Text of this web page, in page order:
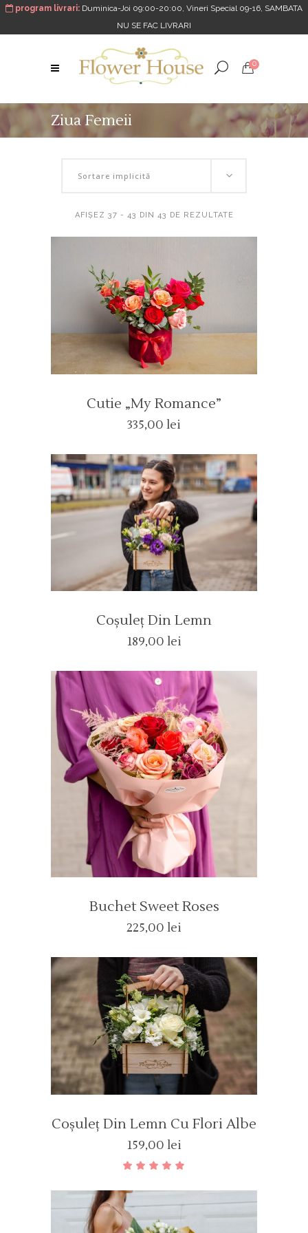
program livrari: Duminica-Joi 09:00-20:00, Vineri Special 09-16, SAMBATA
NU SE FAC LIVRARI
0
Ziua Femeii
Sortare implicită
AFIȘEZ 37 - 43 DIN 43 DE REZULTATE
Cutie „My Romance”
335,00 lei
Coșuleț Din Lemn
189,00 lei
Buchet Sweet Roses
225,00 lei
Coșuleț Din Lemn Cu Flori Albe
159,00 lei
5.00
din 5